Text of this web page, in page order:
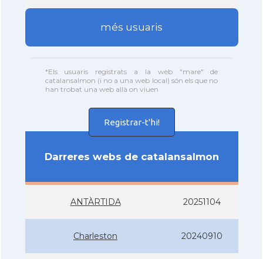
més usuaris
*Els usuaris registrats a la web "mare" de
catalansalmon (i no a una web local) són els que no
han trobat una web allà on viuen
Registrar-t'hi!
Darreres webs de catalansalmon
ANTÀRTIDA 20251104
Charleston 20240910